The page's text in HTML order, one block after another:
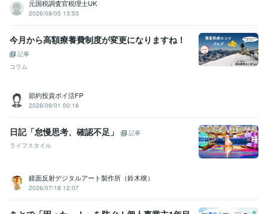
元国税調査官税理士UK
2026/08/05 13:53
今月から高額療養費制度が変更になりますね！
記事
コラム
節約投資ポイ活FP
2026/08/01 00:18
日記「怠慢思考、確認不足」
記事
ライフスタイル
鏡面反射デジタルアート製作所（鈴木穣）
2026/07/18 12:07